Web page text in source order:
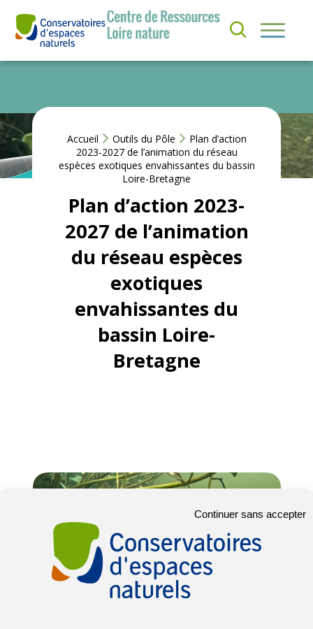
Continuer sans accepter
contenu
SOMMES-
NOS
ACTIONS
ACTUS &
RESSOURCES
S’
N
R
E
À
L
A
N
Accueil Outils du Pôle
Plan d’action
2023-2027 de l’animation du réseau
espèces exotiques envahissantes du bassin
Loire-Bretagne
Plan d’action 2023-
2027 de l’animation
du réseau espèces
exotiques
envahissantes du
bassin Loire-
Bretagne